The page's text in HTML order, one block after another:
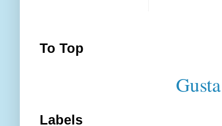
To Top
Labels